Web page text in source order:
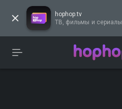
hophop.tv
ТВ, фильмы и сериалы